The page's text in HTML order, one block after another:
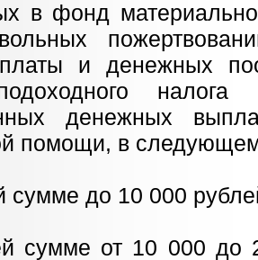
в фонд
платы и денежных
налога
денежных
помощи, в
до 10 000
сумме от 10 000 до